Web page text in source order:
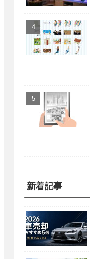
新着記事